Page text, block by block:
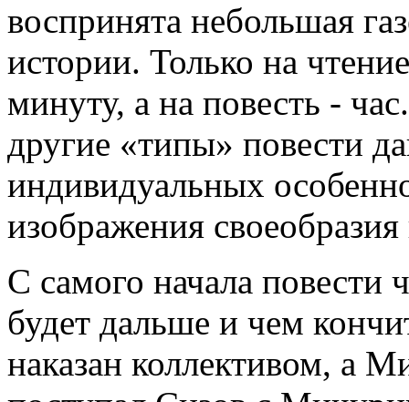
воспринята небольшая
истории. Только на
минуту, а на повесть -
другие «типы» повести
индивидуальных
изображения
С самого начала повести
будет дальше и чем
наказан коллективом, а